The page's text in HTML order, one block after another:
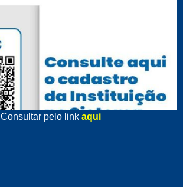
Consultar pelo link aqui